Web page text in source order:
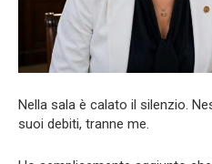
Nella sala è calato il silenzio.
suoi debiti, tranne me.